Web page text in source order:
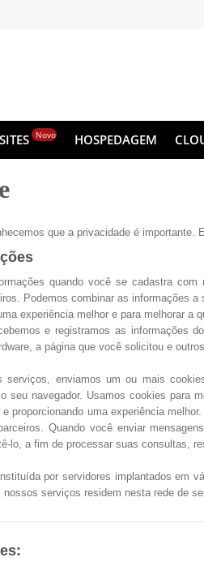
SITES Novo HOSPEDAGEM
que a privacidade é
quando você se cadastra
Podemos combinar as informações
experiência melhor e para melhorar
e registramos as informações
a página que você solicitou e
serviços, enviamos um ou mais
seu navegador. Usamos cookies para
proporcionando uma experiência
Quando você enviar
lo, a fim de processar suas consultas,
por servidores implantados em
serviços residem nesta rede de